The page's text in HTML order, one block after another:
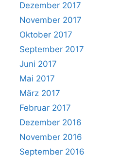
Dezember 2017
November 2017
Oktober 2017
September 2017
Juni 2017
Mai 2017
März 2017
Februar 2017
Dezember 2016
November 2016
September 2016